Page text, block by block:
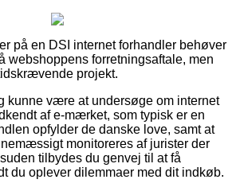
på en DSI internet forhandler behøver
webshoppens forretningsaftale, men
projekt.
kunne være at undersøge om internet
af e-mærket, som typisk er en
opfylder de danske love, samt at
monitoreres af jurister der
tilbydes du genvej til at få
du oplever dilemmaer med dit indkøb.